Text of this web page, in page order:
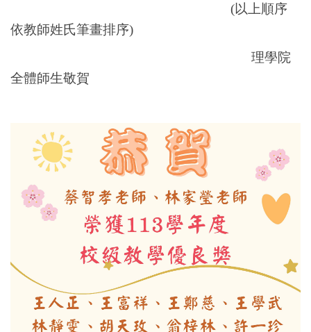
(以上順序
依教師姓氏筆畫排序)
理學院
全體師生敬賀